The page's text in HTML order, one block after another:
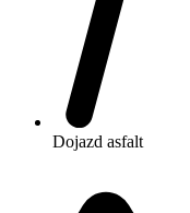
Dojazd asfalt